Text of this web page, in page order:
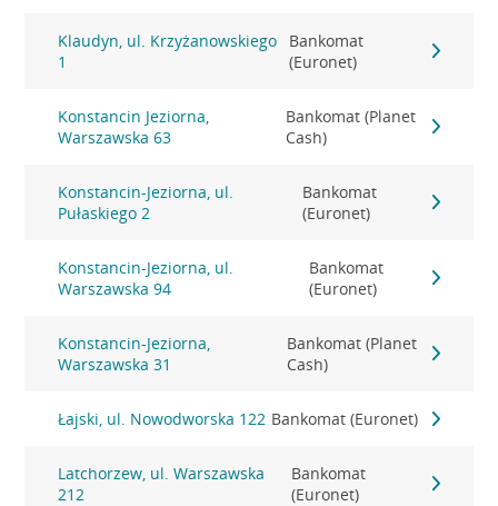
Klaudyn, ul. Krzyżanowskiego
1
Bankomat
(Euronet)
Konstancin Jeziorna,
Warszawska 63
Bankomat (Planet
Cash)
Konstancin-Jeziorna, ul.
Pułaskiego 2
Bankomat
(Euronet)
Konstancin-Jeziorna, ul.
Warszawska 94
Bankomat
(Euronet)
Konstancin-Jeziorna,
Warszawska 31
Bankomat (Planet
Cash)
Łajski, ul. Nowodworska 122 Bankomat (Euronet)
Latchorzew, ul. Warszawska
212
Bankomat
(Euronet)